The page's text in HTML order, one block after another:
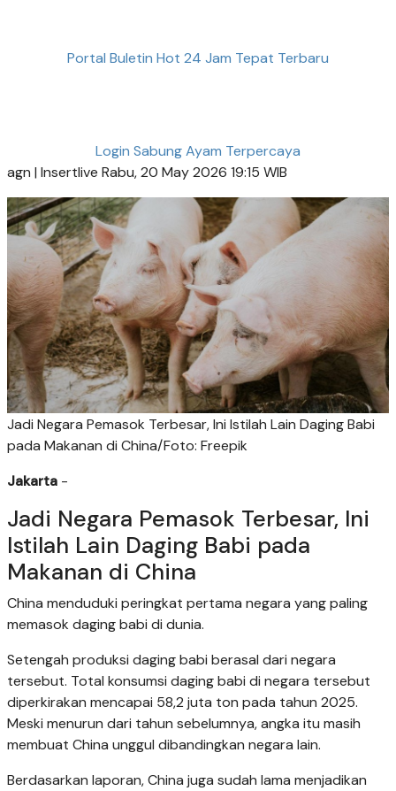
Portal Buletin Hot 24 Jam Tepat Terbaru
Login Sabung Ayam Terpercaya
agn | Insertlive Rabu, 20 May 2026 19:15 WIB
Jadi Negara Pemasok Terbesar, Ini Istilah Lain Daging Babi
pada Makanan di China/Foto: Freepik
Jakarta -
Jadi Negara Pemasok Terbesar, Ini
Istilah Lain Daging Babi pada
Makanan di China
China menduduki peringkat pertama negara yang paling
memasok daging babi di dunia.
Setengah produksi daging babi berasal dari negara
tersebut. Total konsumsi daging babi di negara tersebut
diperkirakan mencapai 58,2 juta ton pada tahun 2025.
Meski menurun dari tahun sebelumnya, angka itu masih
membuat China unggul dibandingkan negara lain.
Berdasarkan laporan, China juga sudah lama menjadikan